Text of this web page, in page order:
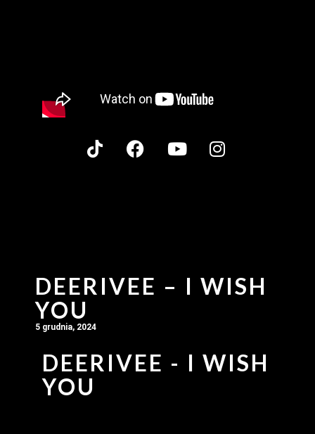
DEERIVEE – I WISH
YOU
5 grudnia, 2024
DEERIVEE - I WISH
YOU